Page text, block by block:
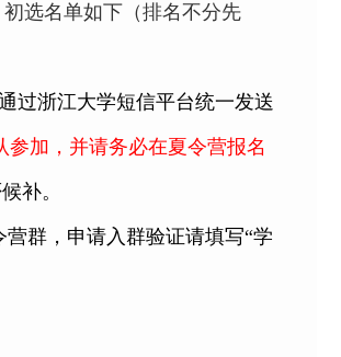
初选名单如下（排名不分先
过浙江大学短信平台统一发送
参加，并请务必在夏令营报名
补。
群，申请入群验证请填写“学